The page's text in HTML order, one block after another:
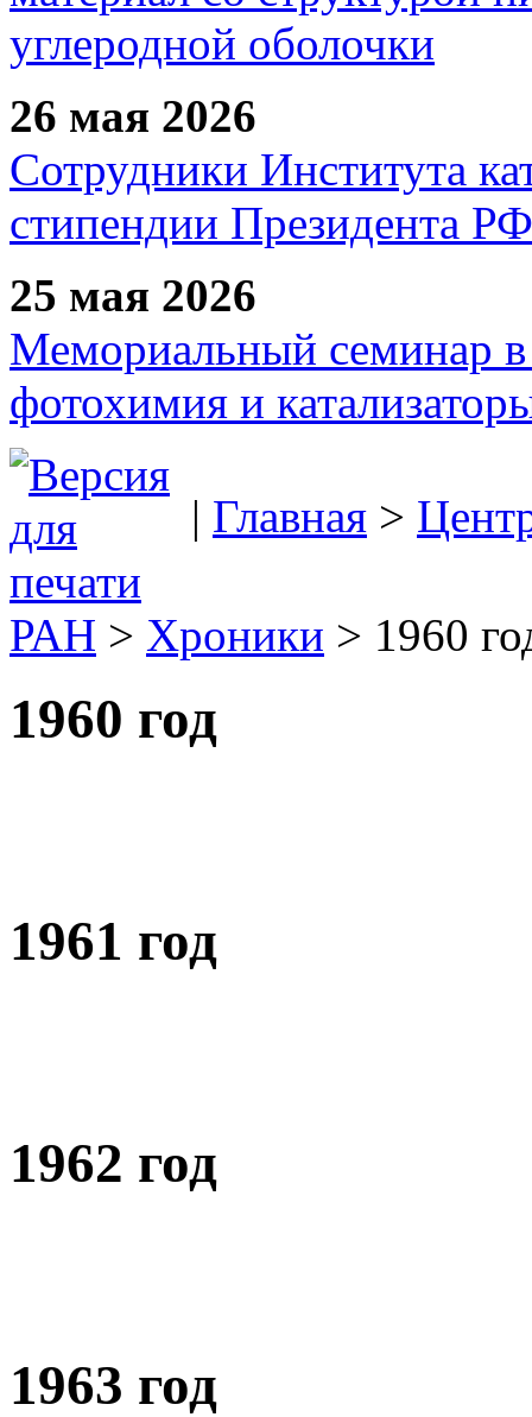
углеродной оболочки
26 мая 2026
Сотрудники Института
стипендии Президента РФ
25 мая 2026
Мемориальный семинар в
фотохимия и
| Главная >
РАН > Хроники > 1960
1960 год
1961 год
1962 год
1963 год